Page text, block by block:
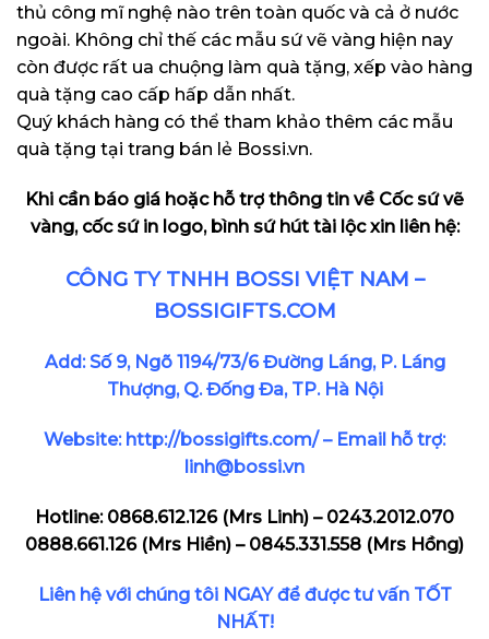
thủ công mĩ nghệ nào trên toàn quốc và cả ở nước
ngoài. Không chỉ thế các mẫu sứ vẽ vàng hiện nay
còn được rất ua chuộng làm quà tặng, xếp vào hàng
quà tặng cao cấp hấp dẫn nhất.
Quý khách hàng có thể tham khảo thêm các mẫu
quà tặng tại trang bán lẻ Bossi.vn.
Khi cần báo giá hoặc hỗ trợ thông tin về Cốc sứ vẽ
vàng, cốc sứ in logo, bình sứ hút tài lộcxin liên hệ:
CÔNG TY TNHH BOSSI VIỆT NAM –
BOSSIGIFTS.COM
Add: Số 9, Ngõ 1194/73/6 Đường Láng, P. Láng
Thượng, Q. Đống Đa, TP. Hà Nội
Website: http://bossigifts.com/– Email hỗ trợ:
linh@bossi.vn
Hotline: 0868.612.126(Mrs Linh) – 0243.2012.070
0888.661.126(Mrs Hiền) – 0845.331.558 (Mrs Hồng)
Liên hệ với chúng tôi NGAY để được tư vấn TỐT
NHẤT!